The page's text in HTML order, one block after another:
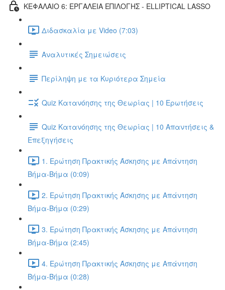
ΚΕΦΑΛΑΙΟ 6: ΕΡΓΑΛΕΙΑ ΕΠΙΛΟΓΗΣ - ELLIPTICAL LASSO
Διδασκαλία με Video (7:03)
Αναλυτικές Σημειώσεις
Περίληψη με τα Κυριότερα Σημεία
Quiz Κατανόησης της Θεωρίας | 10 Ερωτήσεις
Quiz Κατανόησης της Θεωρίας | 10 Απαντήσεις &
Επεξηγήσεις
1. Ερώτηση Πρακτικής Άσκησης με Απάντηση
Βήμα-Βήμα (0:09)
2. Ερώτηση Πρακτικής Άσκησης με Απάντηση
Βήμα-Βήμα (0:29)
3. Ερώτηση Πρακτικής Άσκησης με Απάντηση
Βήμα-Βήμα (2:45)
4. Ερώτηση Πρακτικής Άσκησης με Απάντηση
Βήμα-Βήμα (0:28)